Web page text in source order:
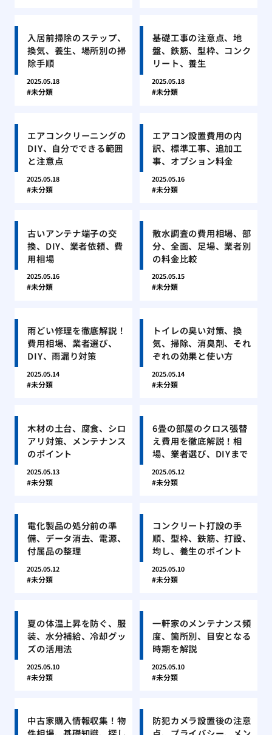
入居前掃除のステップ、
換気、養生、場所別の掃
除手順
2025.05.18
未分類
基礎工事の注意点、地
盤、鉄筋、型枠、コンク
リート、養生
2025.05.18
未分類
エアコンクリーニングの
DIY、自分でできる範囲
と注意点
2025.05.18
未分類
エアコン設置費用の内
訳、標準工事、追加工
事、オプション料金
2025.05.16
未分類
古いアンテナ端子の交
換、DIY、業者依頼、費
用相場
2025.05.16
未分類
散水調査の費用相場、部
分、全面、足場、業者別
の料金比較
2025.05.15
未分類
雨どい修理を徹底解説！
費用相場、業者選び、
DIY、雨漏り対策
2025.05.14
未分類
トイレの臭い対策、換
気、掃除、消臭剤、それ
ぞれの効果と使い方
2025.05.14
未分類
木材の土台、腐食、シロ
アリ対策、メンテナンス
のポイント
2025.05.13
未分類
6畳の部屋のクロス張替
え費用を徹底解説！相
場、業者選び、DIYまで
2025.05.12
未分類
電化製品の処分前の準
備、データ消去、電源、
付属品の整理
2025.05.12
未分類
コンクリート打設の手
順、型枠、鉄筋、打設、
均し、養生のポイント
2025.05.10
未分類
夏の体温上昇を防ぐ、服
装、水分補給、冷却グッ
ズの活用法
2025.05.10
未分類
一軒家のメンテナンス頻
度、箇所別、目安となる
時期を解説
2025.05.10
未分類
中古家購入情報収集！物
防犯カメラ設置後の注意